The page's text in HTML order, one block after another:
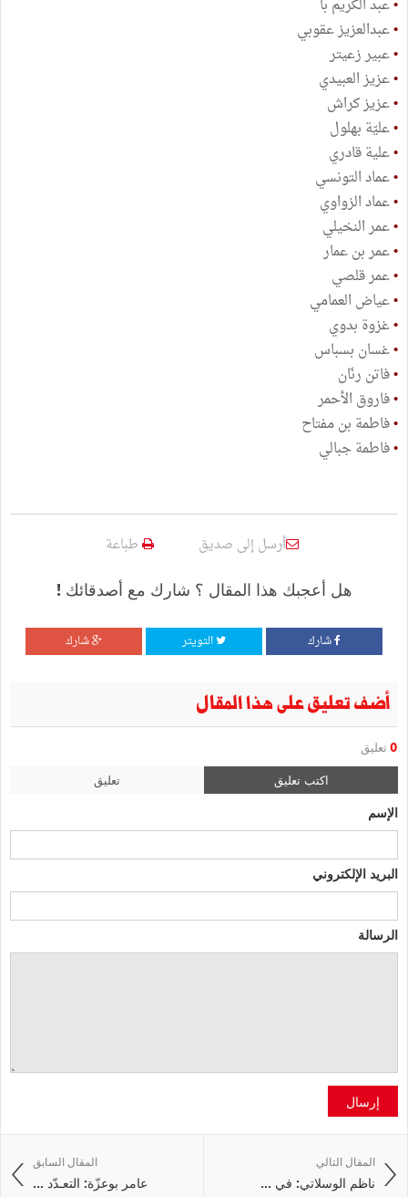
•عبد الكريم با
•عبدالعزيز عقوبي
•عبير زعيتر
•عزيز العبيدي
•عزيز كراش
•عليّة بهلول
•علية قادري
•عماد التونسي
•عماد الزواوي
•عمر النخيلي
•عمر بن عمار
•عمر قلصي
•عياض العمامي
•غزوة بدوي
•غسان بسباس
•فاتن رنّان
•فاروق الأحمر
•فاطمة بن مفتاح
•فاطمة جبالي
أرسل إلى صديق طباعة
هل أعجبك هذا المقال ؟ شارك مع أصدقائك !
شارك التويتر شارك
أضف تعليق على هذا المقال
0 تعليق
اكتب تعليق تعليق
الإسم
البريد الإلكتروني
الرسالة
إرسال
المقال السابق
عامر بوعزّة: التعـدّد ...
المقال التالي
ناظم الوسلاتي: في ...